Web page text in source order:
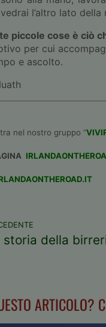
l’altro lato
piccole cose è ciò
per cui
e ascolto.
nel nostro gruppo “
ARTICOLO?